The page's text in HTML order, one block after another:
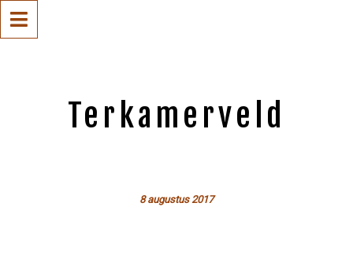
Terkamerveld
8 augustus 2017